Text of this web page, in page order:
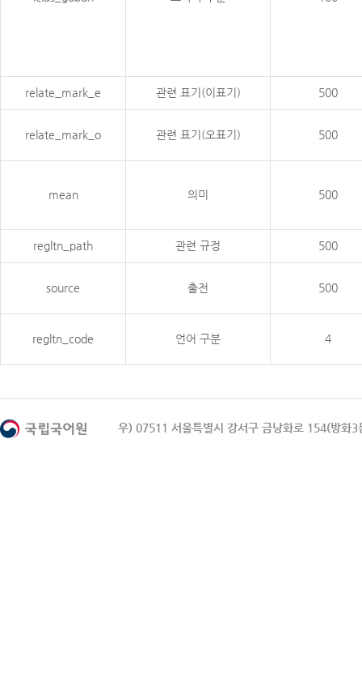
relate_mark_e 관련 표기(이표기) 500
relate_mark_o 관련 표기(오표기) 500
mean 의미 500
regltn_path 관련 규정 500
source 출전 500
regltn_code 언어 구분 4
우) 07511 서울특별시 강서구 금낭화로 154(방화3